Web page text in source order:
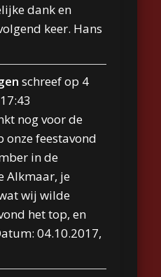
dank en
keer. Hans
schreef op 4
17:43
nog voor de
onze feestavond
in de
Alkmaar, je
wij wilde
het top, en
04.10.2017,